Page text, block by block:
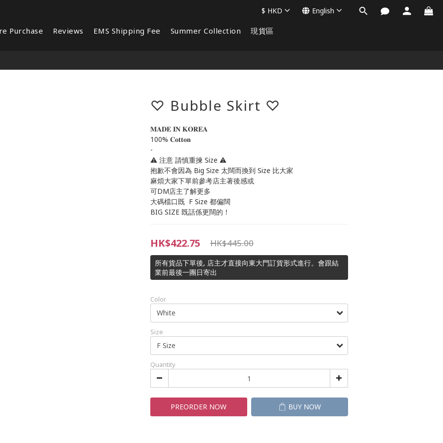
Purchase Reviews EMS Shipping Fee Summer Collection 現貨區
$ HKD English
♡ Bubble Skirt ♡
𝐌𝐀𝐃𝐄 𝐈𝐍 𝐊𝐎𝐑𝐄𝐀
100% 𝐂𝐨𝐭𝐭𝐨𝐧
-
⚠️ 注意 請慎重揀 Size ⚠️
抱歉不會因為 Big Size 太闊而換到 Size 比大家
麻煩大家下單前參考店主著後感或
可DM店主了解更多
大碼檔口既  F Size 都偏闊
BIG SIZE 既話係更闊的！
HK$422.75 HK$445.00
所有貨品下單後, 店主才直接向東大門訂貨形式進行。會跟結
業前最後一團日寄出
Color
Size
Quantity
PREORDER NOW BUY NOW
BUY NOW